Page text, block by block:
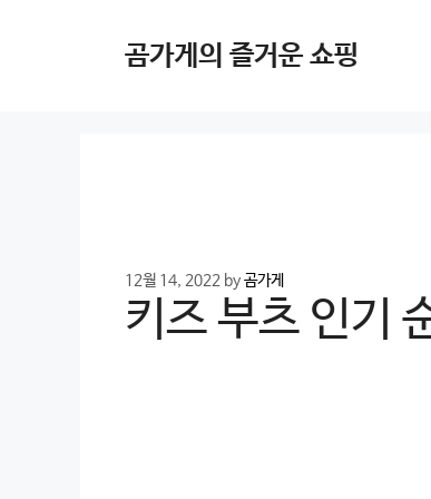
곰가게의 즐거운 쇼핑
12월 14, 2022 by곰가게
키즈 부츠 인기